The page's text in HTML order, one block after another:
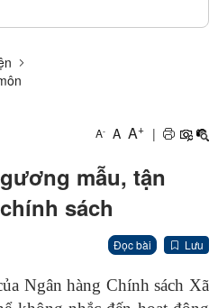
A- A A+ |
mẫu, tận
sách
Đọc bài Lưu
Ngân hàng Chính sách Xã